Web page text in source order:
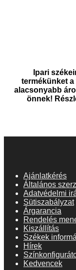
Ipari
termékünket
alacsonyabb
önnek!
Ajánlatkérés
Általános
Adatvédelmi
Sütiszabályzat
Árgarancia
Rendelés
Kiszállítás
Székek
Hírek
Kedvencek